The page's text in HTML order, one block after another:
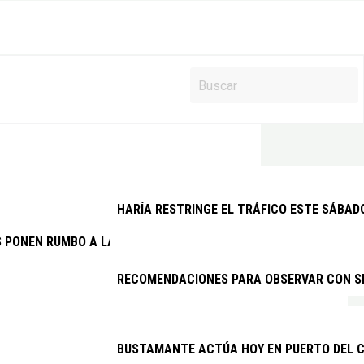
PONEN RUMBO A LANZAROTE EN LA REGATA INTERNACIONAL
HARÍA RESTRINGE EL TRÁFICO ESTE
RECOMENDACIONES PARA OBSERVAR CON
BUSTAMANTE ACTÚA HOY EN PUERTO DEL